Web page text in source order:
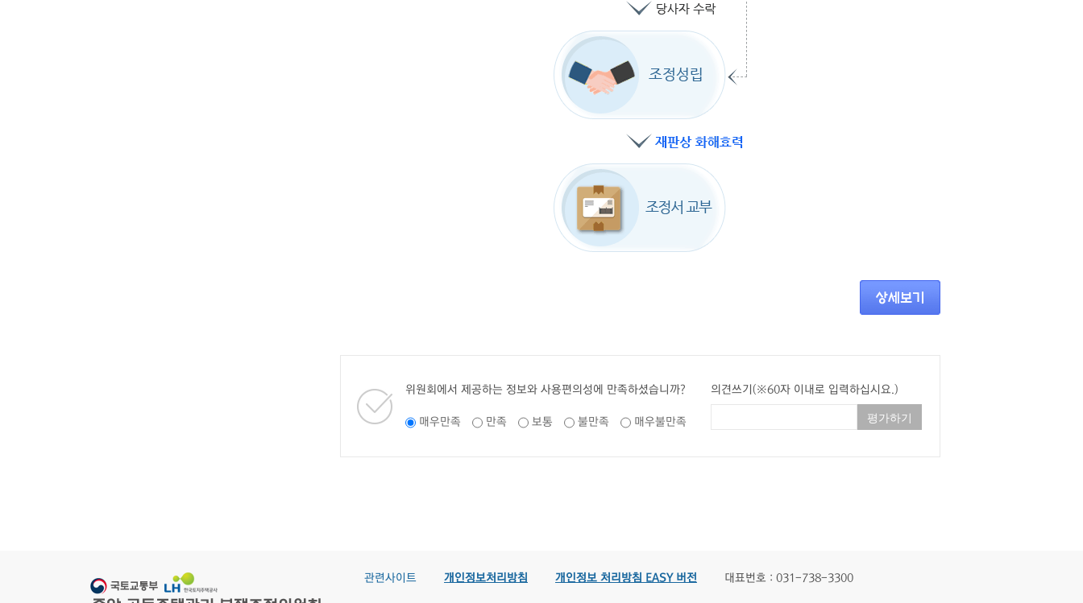
위원회에서 제공하는 정보와 사용편의성에 만족하셨습니까?
매우만족 만족 보통 불만족 매우불만족
의견쓰기(※60자 이내로 입력하십시요.)
관련사이트 개인정보처리방침 개인정보 처리방침 EASY 버전 대표번호 : 031-738-3300